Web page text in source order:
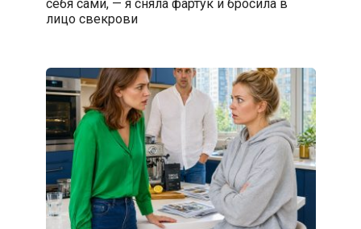
себя сами, — я сняла фартук и бросила в
лицо свекрови